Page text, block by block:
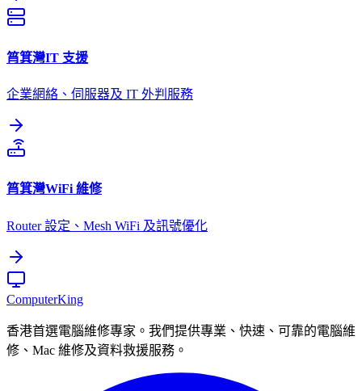
筲箕灣IT 支援
企業網絡、伺服器及 IT 外判服務
筲箕灣WiFi 維修
Router 設定、Mesh WiFi 及訊號優化
ComputerKing
香港首選電腦維修專家。我們提供專業、快速、可靠的電腦維
修、Mac 維修及資料救援服務。